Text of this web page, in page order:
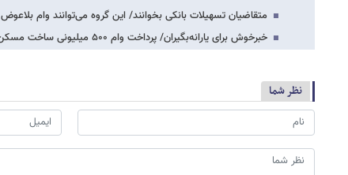
متقاضیان تسهیلات بانکی بخوانند/ این گروه می‌توانند وام بلاعوض ۲۵۰ میلیون تومانی دریافت…
خبرخوش برای یارانه‌بگیران/ پرداخت وام ۵۰۰ میلیونی ساخت مسکن به این دهک‌ها قطعی شد…
نظر شما